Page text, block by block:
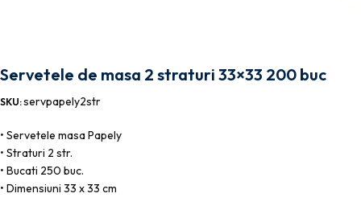
Servetele de masa 2 straturi 33×33 200 buc
SKU:servpapely2str
• Servetele masa Papely
• Straturi 2 str.
• Bucati 250 buc.
• Dimensiuni 33 x 33 cm